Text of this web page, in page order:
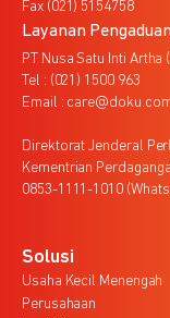
Fax (021) 5154758
Layanan
PT Nusa Satu Inti Artha
Tel : (021) 1500 963
Email :
Direktorat Jenderal
Kementrian
0853-1111-1010
Solusi
Usaha Kecil Menengah
Perusahaan